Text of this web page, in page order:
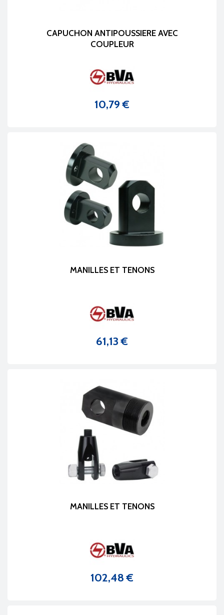
CAPUCHON ANTIPOUSSIERE AVEC
COUPLEUR
Prix
10,79 €
MANILLES ET TENONS
Prix
61,13 €
MANILLES ET TENONS
Prix
102,48 €